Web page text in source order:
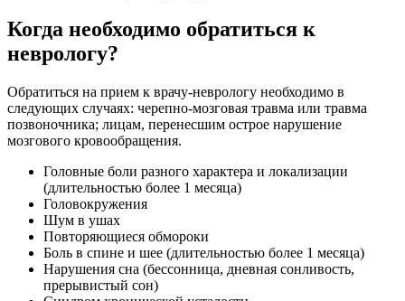
Когда необходимо обратиться к
неврологу?
Обратиться на прием к врачу-неврологу необходимо в
следующих случаях: черепно-мозговая травма или травма
позвоночника; лицам, перенесшим острое нарушение
мозгового кровообращения.
Головные боли разного характера и локализации
(длительностью более 1 месяца)
Головокружения
Шум в ушах
Повторяющиеся обмороки
Боль в спине и шее (длительностью более 1 месяца)
Нарушения сна (бессонница, дневная сонливость,
прерывистый сон)